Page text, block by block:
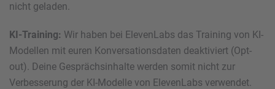
nicht geladen.
KI-Training: Wir haben bei ElevenLabs das Training von KI-
Modellen mit euren Konversationsdaten deaktiviert (Opt-
out). Deine Gesprächsinhalte werden somit nicht zur
Verbesserung der KI-Modelle von ElevenLabs verwendet.